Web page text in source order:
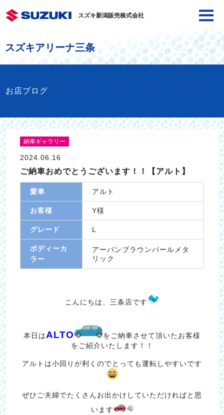
スズキ新潟販売株式会社
スズキアリーナ三条
お店ブログ
納車ギャラリー
2024.06.16
ご納車おめでとうございます！！【アルト】
愛車 アルト
お客様 Y様
グレード L
ボディーカ
ラー
アーバンブラウンパールメタ
リック
こんにちは、三条店です
本日はALTO
をご納車させて頂いたお客様
をご紹介いたします！！
アルトは小回りが利くのでとっても運転しやすいです
ぜひご夫婦でたくさんお出かけしていただければと思
います